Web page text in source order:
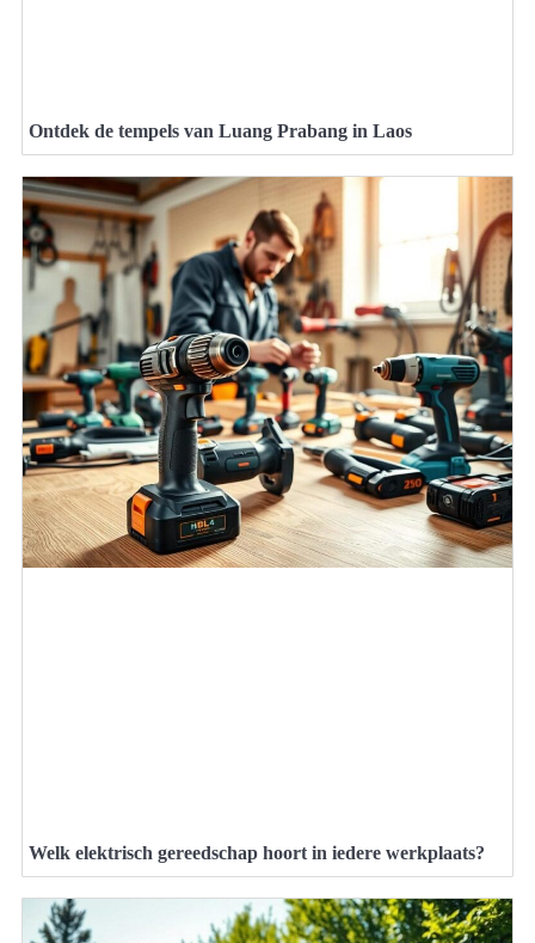
Ontdek de tempels van Luang Prabang in Laos
Welk elektrisch gereedschap hoort in iedere werkplaats?